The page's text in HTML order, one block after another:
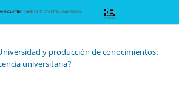
y producción de conocimientos:
universitaria?